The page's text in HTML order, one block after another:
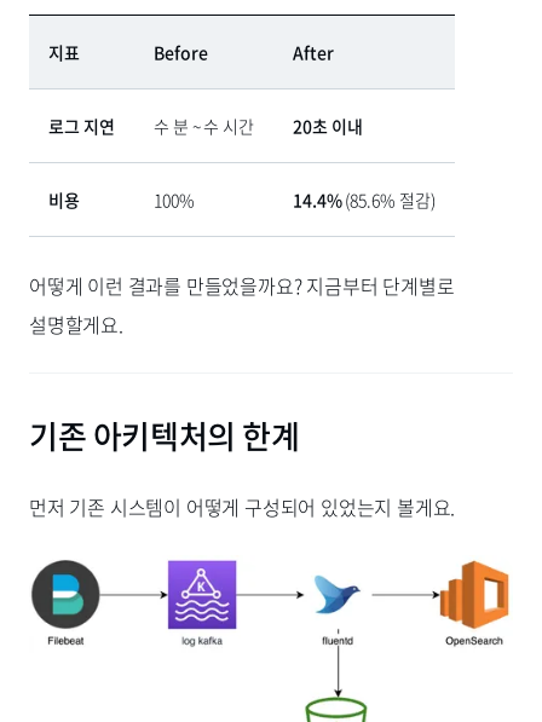
지표 Before After
로그 지연 수 분 ~ 수 시간 20초 이내
비용 100% 14.4%(85.6% 절감)
어떻게 이런 결과를 만들었을까요? 지금부터 단계별로
설명할게요.
기존 아키텍처의 한계
먼저 기존 시스템이 어떻게 구성되어 있었는지 볼게요.